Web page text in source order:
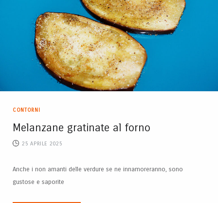
CONTORNI
Melanzane gratinate al forno
25 APRILE 2025
Anche i non amanti delle verdure se ne innamoreranno, sono
gustose e saporite